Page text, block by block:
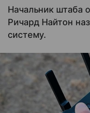
Начальник штаба
Ричард Найтон
систему.